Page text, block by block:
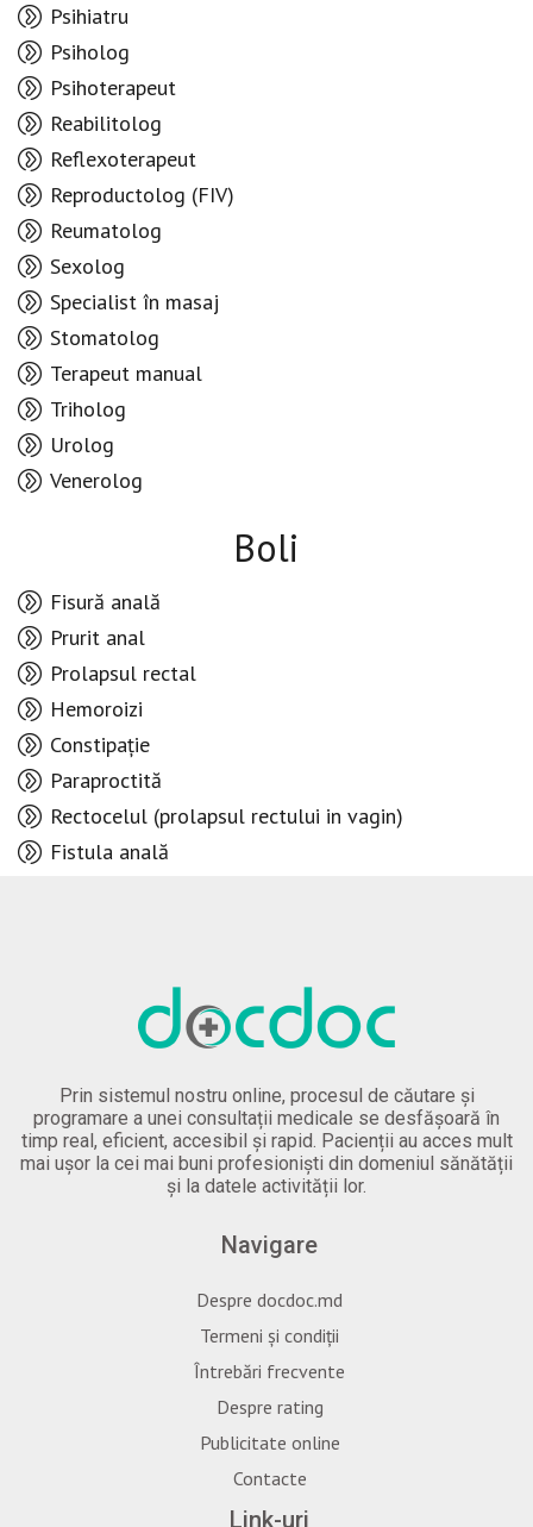
Psihiatru
Psiholog
Psihoterapeut
Reabilitolog
Reflexoterapeut
Reproductolog (FIV)
Reumatolog
Sexolog
Specialist în masaj
Stomatolog
Terapeut manual
Triholog
Urolog
Venerolog
Boli
Fisură anală
Prurit anal
Prolapsul rectal
Hemoroizi
Constipație
Paraproctită
Rectocelul (prolapsul rectului in vagin)
Fistula anală
Prin sistemul nostru online, procesul de căutare și
programare a unei consultații medicale se desfășoară în
timp real, eficient, accesibil și rapid. Pacienții au acces mult
mai ușor la cei mai buni profesioniști din domeniul sănătății
și la datele activității lor.
Navigare
Despre docdoc.md
Termeni și condiții
Întrebări frecvente
Despre rating
Publicitate online
Contacte
Link-uri